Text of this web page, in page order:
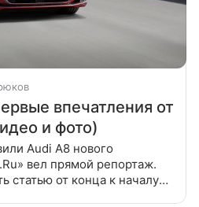
впечатления от
и фото)
Audi A8 нового
вел прямой репортаж.
статью от конца к началу